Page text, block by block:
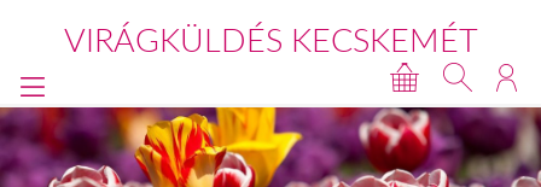
VIRÁGKÜLDÉS KECSKEMÉT